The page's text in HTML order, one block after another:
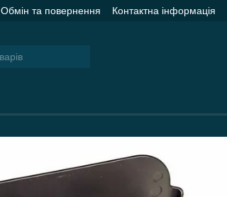
Обмін та повернення Контактна інформація